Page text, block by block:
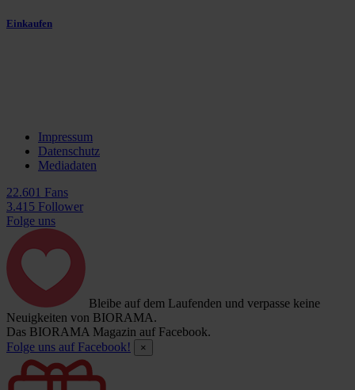
Einkaufen
Impressum
Datenschutz
Mediadaten
22.601 Fans
3.415 Follower
Folge uns
Bleibe auf dem Laufenden und verpasse keine
Neuigkeiten von BIORAMA.
Das BIORAMA Magazin auf Facebook.
Folge uns auf Facebook!
×